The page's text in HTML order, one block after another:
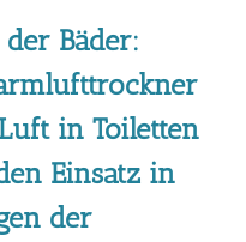
Bäder:
in Toiletten
Einsatz in
der